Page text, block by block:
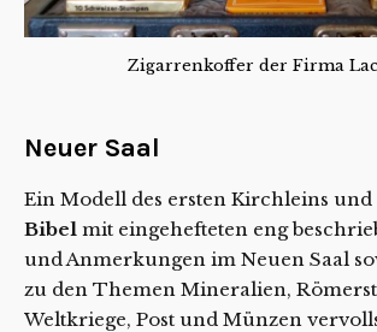
Zigarrenkoffer der Firma
Neuer Saal
Ein Modell des ersten Kirchleins und
Bibel mit eingehefteten eng
und Anmerkungen im Neuen Saal
zu den Themen Mineralien,
Weltkriege, Post und Münzen